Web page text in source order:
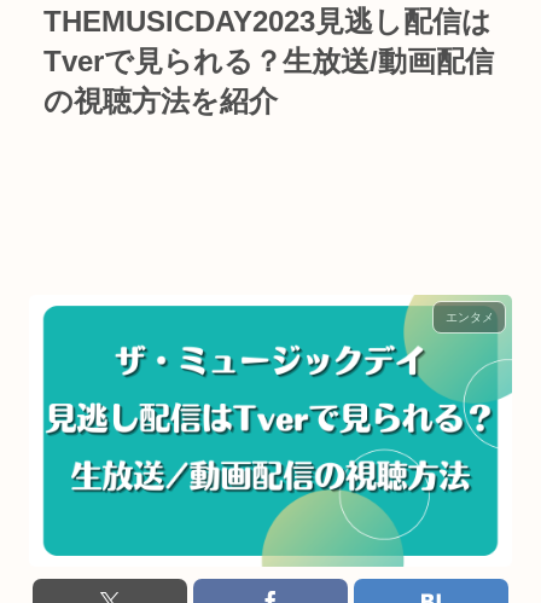
THEMUSICDAY2023見逃し配信は
Tverで見られる？生放送/動画配信
の視聴方法を紹介
エンタメ